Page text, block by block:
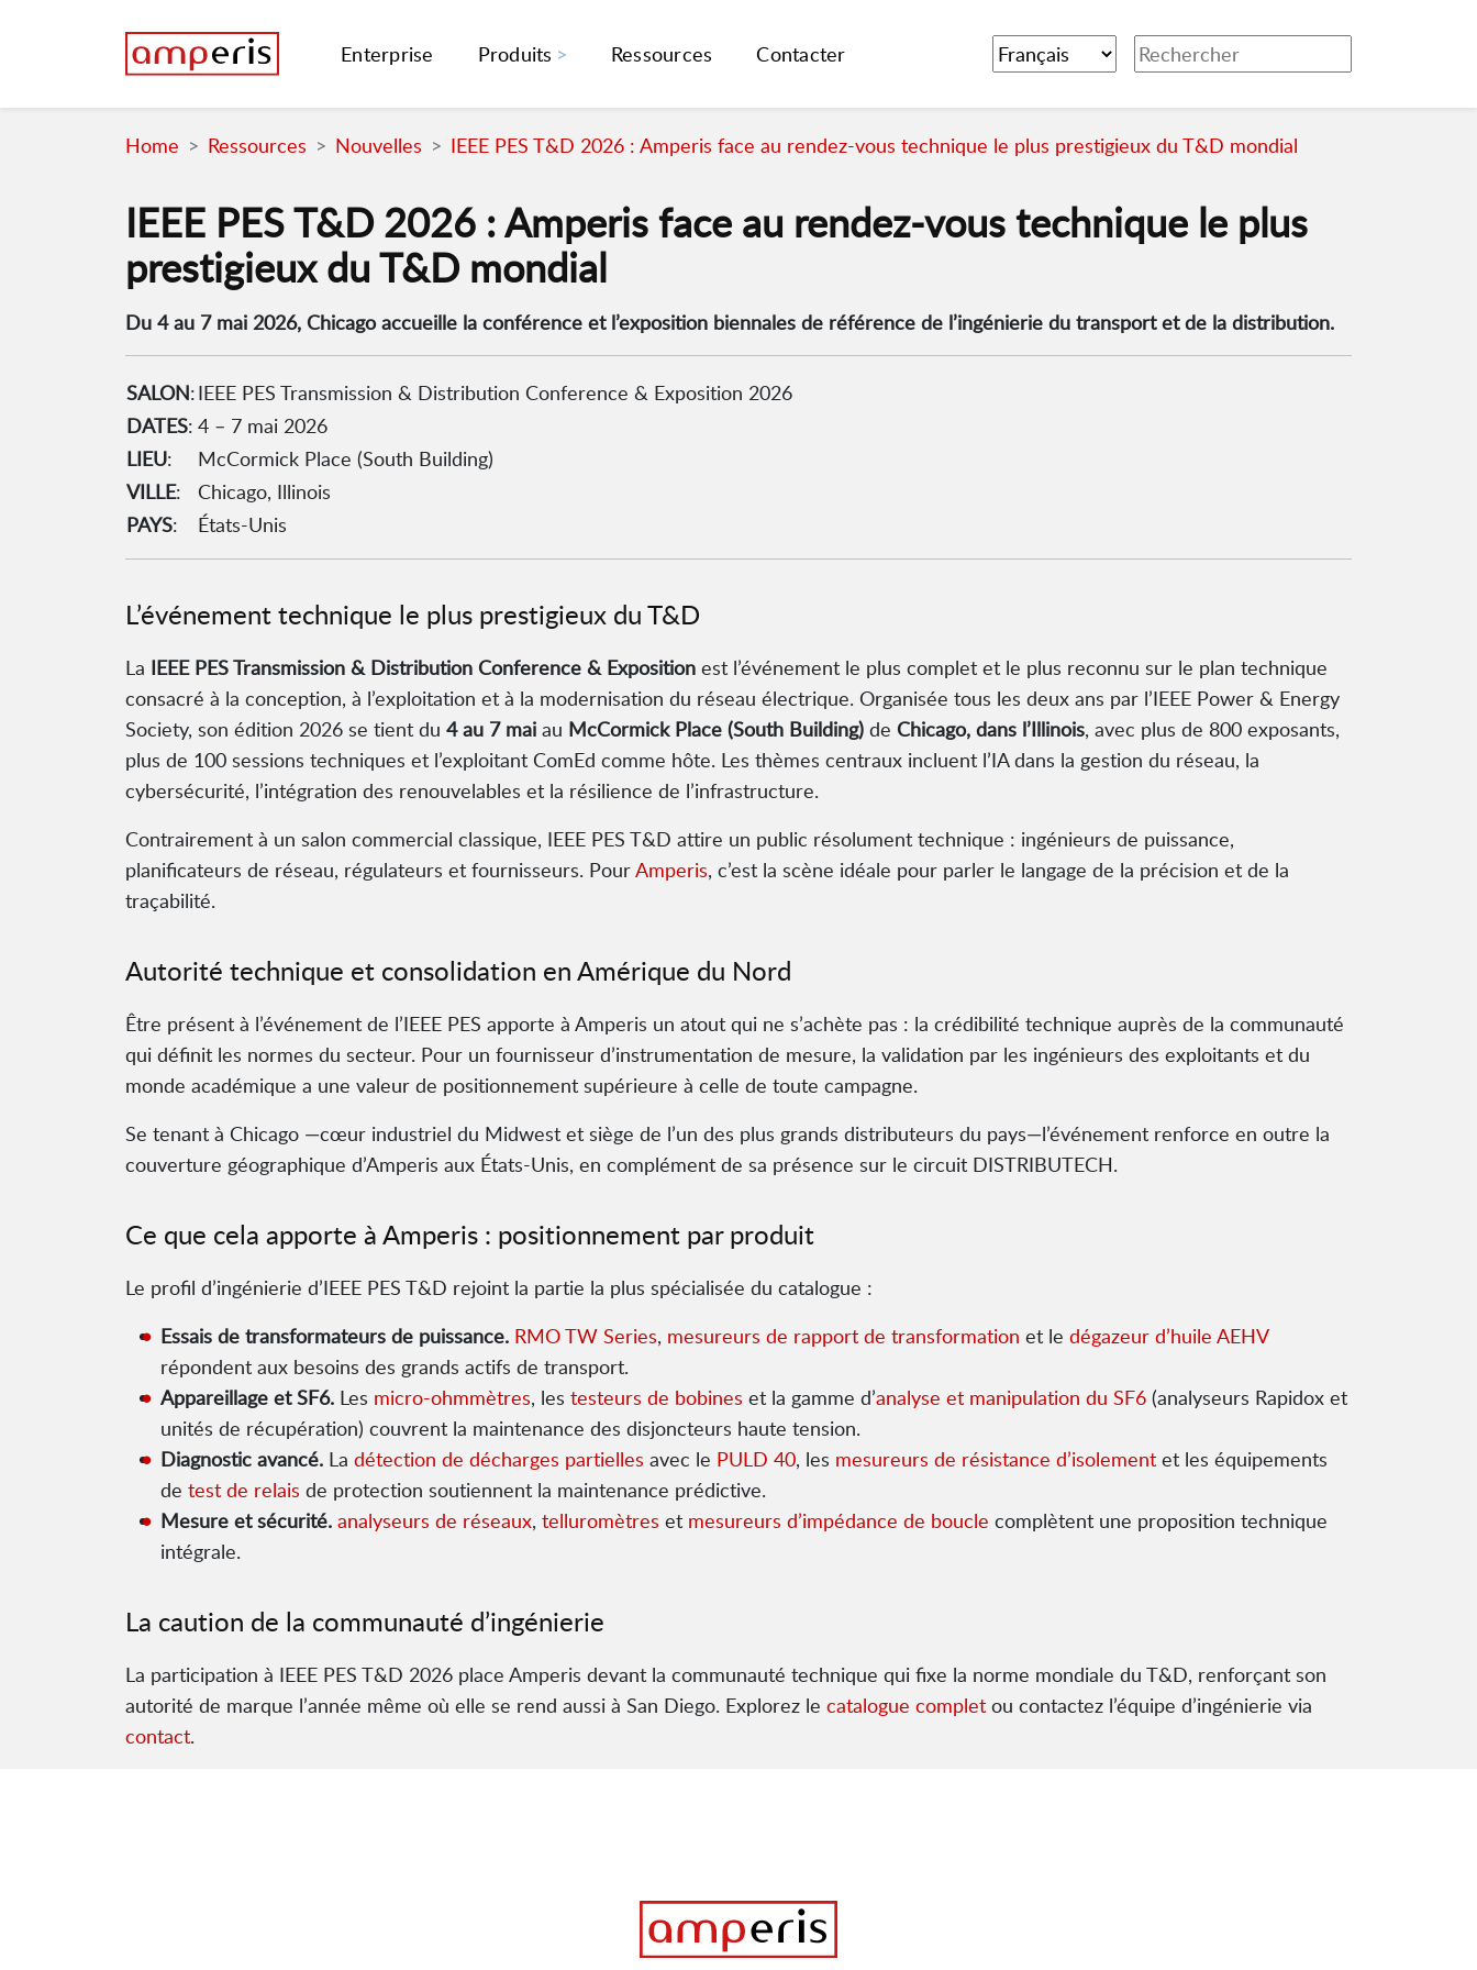
Enterprise Produits Ressources Contacter
Home Ressources Nouvelles IEEE PES T&D 2026 : Amperis face au rendez-vous technique le plus prestigieux du T&D mondial
IEEE PES T&D 2026 : Amperis face au rendez-vous technique le plus
prestigieux du T&D mondial
Du 4 au 7 mai 2026, Chicago accueille la conférence et l’exposition biennales de référence de l’ingénierie du transport et de la distribution.
SALON:IEEE PES Transmission & Distribution Conference & Exposition 2026
DATES: 4 – 7 mai 2026
LIEU:
McCormick Place (South Building)
VILLE:
Chicago, Illinois
PAYS: États-Unis
L’événement technique le plus prestigieux du T&D
La IEEE PES Transmission & Distribution Conference & Exposition est l’événement le plus complet et le plus reconnu sur le plan technique
consacré à la conception, à l’exploitation et à la modernisation du réseau électrique. Organisée tous les deux ans par l’IEEE Power & Energy
Society, son édition 2026 se tient du 4 au 7 mai au McCormick Place (South Building) de Chicago, dans l’Illinois, avec plus de 800 exposants,
plus de 100 sessions techniques et l’exploitant ComEd comme hôte. Les thèmes centraux incluent l’IA dans la gestion du réseau, la
cybersécurité, l’intégration des renouvelables et la résilience de l’infrastructure.
Contrairement à un salon commercial classique, IEEE PES T&D attire un public résolument technique : ingénieurs de puissance,
planificateurs de réseau, régulateurs et fournisseurs. PourAmperis, c’est la scène idéale pour parler le langage de la précision et de la
traçabilité.
Autorité technique et consolidation en Amérique du Nord
Être présent à l’événement de l’IEEE PES apporte à Amperis un atout qui ne s’achète pas : la crédibilité technique auprès de la communauté
qui définit les normes du secteur. Pour un fournisseur d’instrumentation de mesure, la validation par les ingénieurs des exploitants et du
monde académique a une valeur de positionnement supérieure à celle de toute campagne.
Se tenant à Chicago —cœur industriel du Midwest et siège de l’un des plus grands distributeurs du pays—l’événement renforce en outre la
couverture géographique d’Amperis aux États-Unis, en complément de sa présence sur le circuit DISTRIBUTECH.
Ce que cela apporte à Amperis : positionnement par produit
Le profil d’ingénierie d’IEEE PES T&D rejoint la partie la plus spécialisée du catalogue :
Essais de transformateurs de puissance. RMO TW Series, mesureurs de rapport de transformation et le dégazeur d’huile AEHV
répondent aux besoins des grands actifs de transport.
Appareillage et SF6. Les micro-ohmmètres, les testeurs de bobines et la gamme d’analyse et manipulation du SF6 (analyseurs Rapidox et
unités de récupération) couvrent la maintenance des disjoncteurs haute tension.
Diagnostic avancé. La détection de décharges partielles avec le PULD 40, les mesureurs de résistance d’isolement et les équipements
de test de relais de protection soutiennent la maintenance prédictive.
Mesure et sécurité. analyseurs de réseaux, telluromètres et mesureurs d’impédance de boucle complètent une proposition technique
intégrale.
La caution de la communauté d’ingénierie
La participation à IEEE PES T&D 2026 place Amperis devant la communauté technique qui fixe la norme mondiale du T&D, renforçant son
autorité de marque l’année même où elle se rend aussi à San Diego. Explorez le catalogue complet ou contactez l’équipe d’ingénierie via
contact.